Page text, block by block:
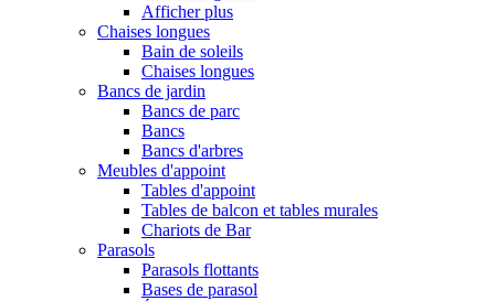
Afficher plus
Chaises longues
Bain de soleils
Chaises longues
Bancs de jardin
Bancs de parc
Bancs
Bancs d'arbres
Meubles d'appoint
Tables d'appoint
Tables de balcon et tables murales
Chariots de Bar
Parasols
Parasols flottants
Bases de parasol